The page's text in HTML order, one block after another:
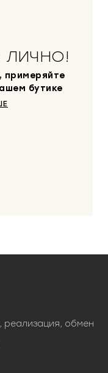
ЛИЧНО!
примеряйте
бутике
реализация, обмен